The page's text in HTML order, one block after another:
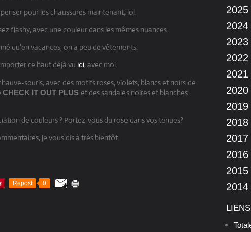
pour les chaussures maintenant, lol.
flashy, avec une couleur dans les mêmes nuances.
qu'en vacances, on a peu de vêtements.
ce haut déjà vu ici, avec moi.
souris, avec des motifs roses, violets, blancs et noirs de
CHECK IT OUT PLUS et des sandales noires et blanches
de couleurs ? Portez-vous du rose dans vos tenues?
je vous dis à très bientôt.
Repost 0
2025
2024
2023
2022
2021
2020
2019
2018
2017
2016
2015
2014
LIENS